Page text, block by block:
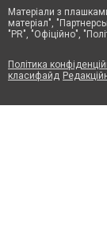
Матеріали з
матеріал",
"PR", "Офіційно",
Політика
класифайд